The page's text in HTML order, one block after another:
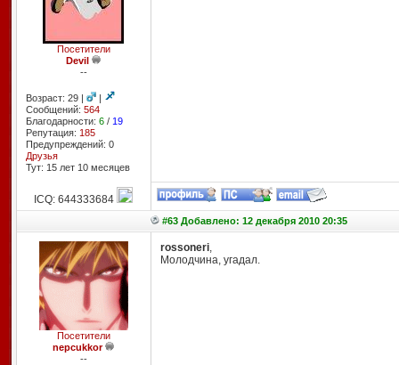
Посетители
Devil
--
Возраст: 29 |
|
Сообщений: 564
Благодарности: 6/ 19
Репутация: 185
Предупреждений: 0
Друзья
Тут: 15 лет 10 месяцев
ICQ: 644333684
#63 Добавлено: 12 декабря 2010 20:35
Посетители
nepcukkor
--
rossoneri,
Молодчина, угадал.